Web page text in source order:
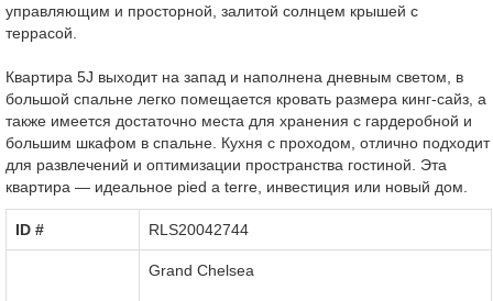
управляющим и просторной, залитой солнцем крышей с
террасой.
Квартира 5J выходит на запад и наполнена дневным светом, в
большой спальне легко помещается кровать размера кинг-сайз, а
также имеется достаточно места для хранения с гардеробной и
большим шкафом в спальне. Кухня с проходом, отлично подходит
для развлечений и оптимизации пространства гостиной. Эта
квартира — идеальное pied a terre, инвестиция или новый дом.
ID #‎ RLS20042744
Grand Chelsea